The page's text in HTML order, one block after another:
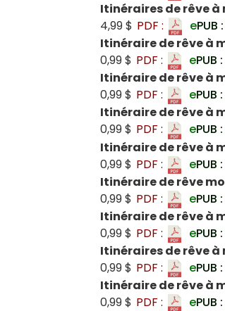
Itinéraires de rêve à
4,99 $ PDF : ePUB :
Itinéraire de rêve à
0,99 $ PDF : ePUB :
Itinéraire de rêve à
0,99 $ PDF : ePUB :
Itinéraire de rêve à
0,99 $ PDF : ePUB :
Itinéraire de rêve à
0,99 $ PDF : ePUB :
Itinéraire de rêve
0,99 $ PDF : ePUB :
Itinéraire de rêve à
0,99 $ PDF : ePUB :
Itinéraires de rêve à
0,99 $ PDF : ePUB :
Itinéraire de rêve à
0,99 $ PDF : ePUB :